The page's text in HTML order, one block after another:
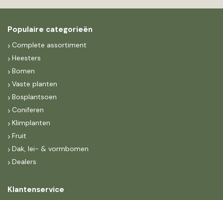
Populaire categorieën
Complete assortiment
Heesters
Bomen
Vaste planten
Bosplantsoen
Coniferen
Klimplanten
Fruit
Dak, lei- & vormbomen
Dealers
Klantenservice